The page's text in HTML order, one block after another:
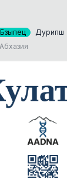
Бзыпец Дурипш